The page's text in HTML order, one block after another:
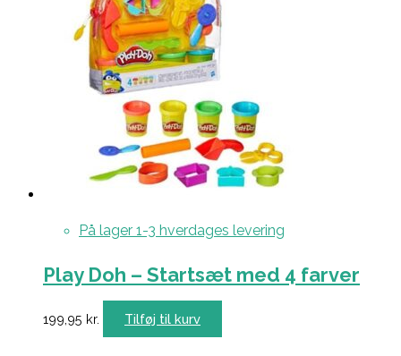
På lager 1-3 hverdages levering
Play Doh – Startsæt med 4 farver
199,95 kr. Tilføj til kurv